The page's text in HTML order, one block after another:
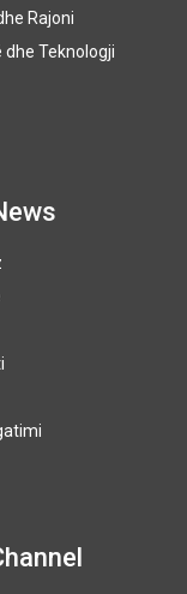
Rajoni
dhe Teknologji